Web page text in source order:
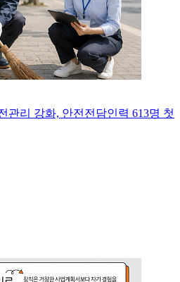
관리 강화, 안전전담인력 613명 첫